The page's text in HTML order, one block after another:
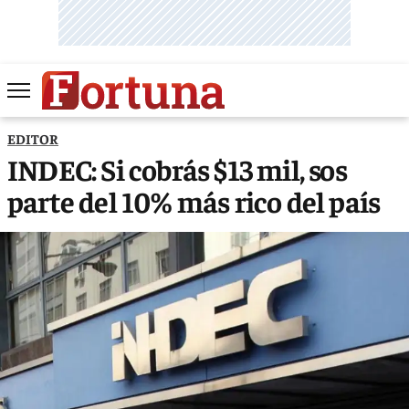
EDITOR
INDEC: Si cobrás $13 mil, sos
parte del 10% más rico del país